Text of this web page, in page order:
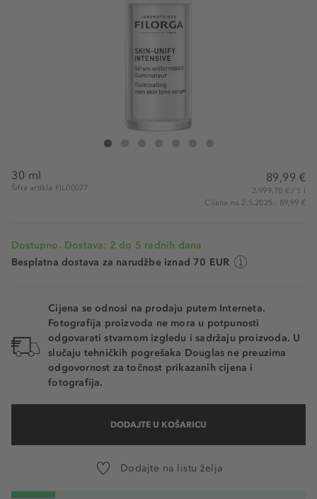
Filorga Skin Unify Intensive Serum
30 ml
Šifra artikla FIL00077
89,99 €
2.999,70 € / 1 l
Cijena na 2.5.2025.: 89,99 €
Dostupno. Dostava: 2 do 5 radnih dana
Besplatna dostava za narudžbe iznad 70 EUR
Cijena se odnosi na prodaju putem Interneta.
Fotografija proizvoda ne mora u potpunosti
odgovarati stvarnom izgledu i sadržaju proizvoda. U
slučaju tehničkih pogrešaka Douglas ne preuzima
odgovornost za točnost prikazanih cijena i
fotografija.
DODAJTE U KOŠARICU
Dodajte na listu želja